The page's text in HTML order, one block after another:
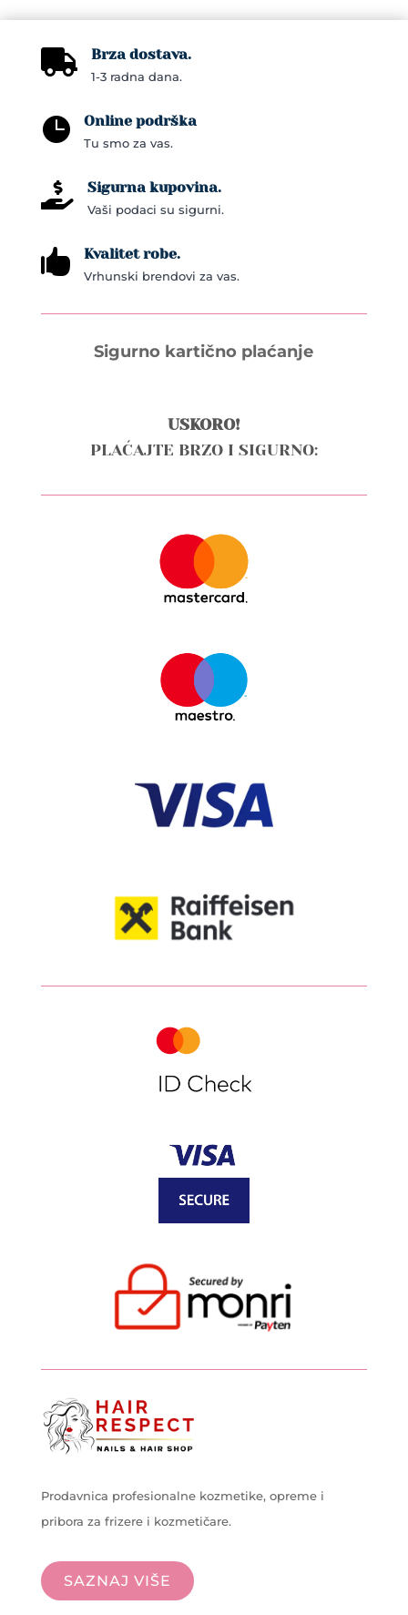
 Brza dostava.
1-3 radna dana.
 Online podrška
Tu smo za vas.
 Sigurna kupovina.
Vaši podaci su sigurni.
 Kvalitet robe.
Vrhunski brendovi za vas.
Sigurno kartično plaćanje
USKORO!
PLAĆAJTE BRZO I SIGURNO:
Prodavnica profesionalne kozmetike, opreme i
pribora za frizere i kozmetičare.
SAZNAJ VIŠE